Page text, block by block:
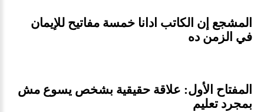
المشجع إن الكاتب ادانا خمسة مفاتيح للإيمان
في الزمن ده
المفتاح الأول: علاقة حقيقية بشخص يسوع مش
بمجرد تعليم